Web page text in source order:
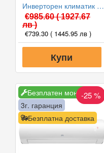
Инверторен климатик Cooper and Hunter CH-S09FTXLA2/I-NG / CH-S09FTXLA2/O-NG Arctic 2 WiFi, 9000 BTU, Клас A++
€985.60( 1927.67
лв )
€739.30 ( 1445.95 лв )
Купи
Безплатен монтаж
Безплатна доставка
3г. гаранция
-25 %